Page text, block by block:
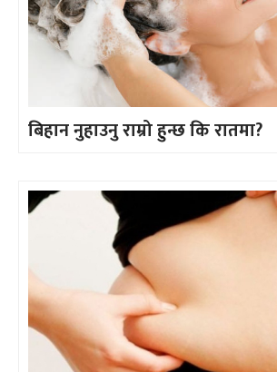
बिहान नुहाउनु राम्रो हुन्छ कि रातमा?